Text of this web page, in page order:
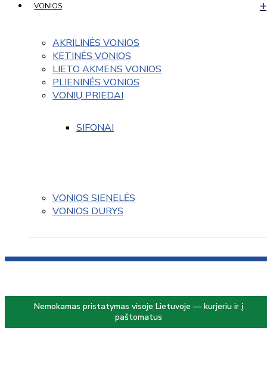
VONIOS
AKRILINĖS VONIOS
KETINĖS VONIOS
LIETO AKMENS VONIOS
PLIENINĖS VONIOS
VONIŲ PRIEDAI
SIFONAI
VONIOS SIENELĖS
VONIOS DURYS
Nemokamas pristatymas visoje Lietuvoje — kurjeriu ir į
paštomatus